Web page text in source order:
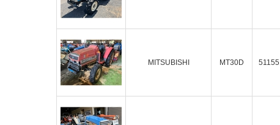
MITSUBISHI MT30D 51155